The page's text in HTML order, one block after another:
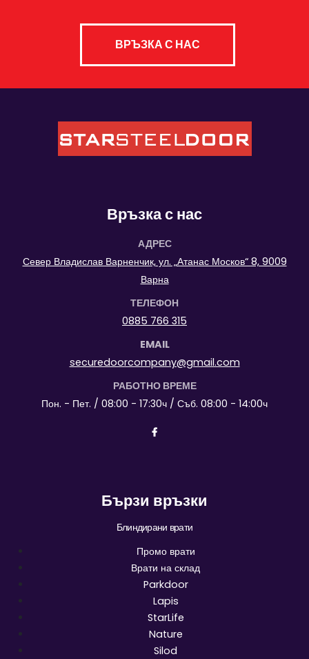
ВРЪЗКА С НАС
Връзка с нас
АДРЕС
Север Владислав Варненчик, ул. „Атанас Москов“ 8, 9009
Варна
ТЕЛЕФОН
0885 766 315
EMAIL
securedoorcompany@gmail.com
РАБОТНО ВРЕМЕ
Пон. - Пет. / 08:00 - 17:30ч / Съб. 08:00 - 14:00ч
Бързи връзки
Блиндирани врати
Промо врати
Врати на склад
Parkdoor
Lapis
StarLife
Nature
Silod